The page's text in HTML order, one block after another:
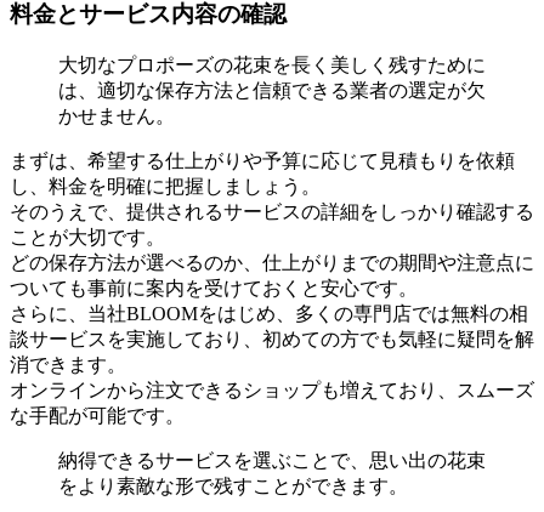
料金とサービス内容の確認
大切なプロポーズの花束を長く美しく残すために
は、適切な保存方法と信頼できる業者の選定が欠
かせません。
まずは、希望する仕上がりや予算に応じて見積もりを依頼
し、料金を明確に把握しましょう。
そのうえで、提供されるサービスの詳細をしっかり確認する
ことが大切です。
どの保存方法が選べるのか、仕上がりまでの期間や注意点に
ついても事前に案内を受けておくと安心です。
さらに、当社BLOOMをはじめ、多くの専門店では無料の相
談サービスを実施しており、初めての方でも気軽に疑問を解
消できます。
オンラインから注文できるショップも増えており、スムーズ
な手配が可能です。
納得できるサービスを選ぶことで、思い出の花束
をより素敵な形で残すことができます。